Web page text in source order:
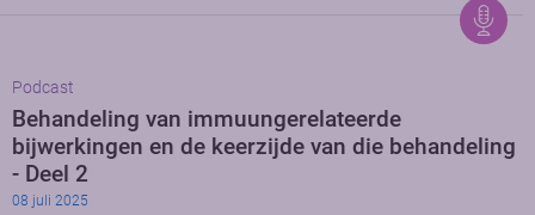
Podcast
Behandeling van immuungerelateerde
bijwerkingen en de keerzijde van die behandeling
- Deel 2
08 juli 2025